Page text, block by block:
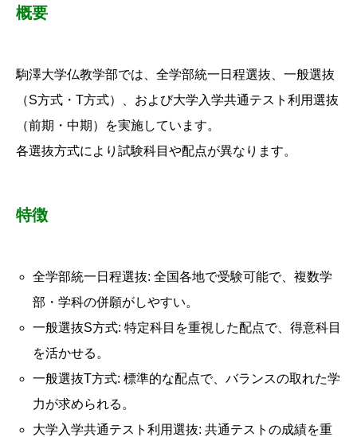
概要
駒澤大学仏教学部では、全学部統一日程選抜、一般選抜
（S方式・T方式）、および大学入学共通テスト利用選抜
（前期・中期）を実施しています。
各選抜方式により試験科目や配点が異なります。
特徴
全学部統一日程選抜: 全国各地で受験可能で、複数学
部・学科の併願がしやすい。
一般選抜S方式: 特定科目を重視した配点で、得意科目
を活かせる。
一般選抜T方式: 標準的な配点で、バランスの取れた学
力が求められる。
大学入学共通テスト利用選抜: 共通テストの成績を重